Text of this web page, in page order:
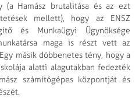
(a Hamász brutalitása és az ezt
mellett), hogy az ENSZ
és Munkaügyi Ügy­nöksége
maga is részt vett az
másik döbbenetes tény, hogy a
alatti alagutakban fedezték
számítógépes központját és